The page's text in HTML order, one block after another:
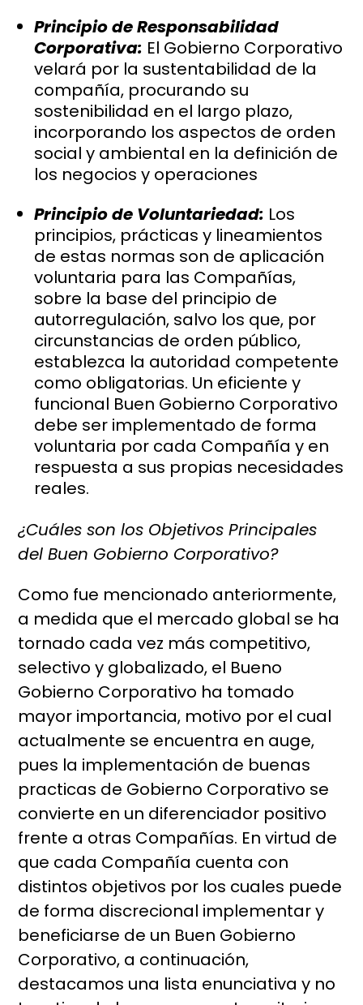
Principio de Responsabilidad
Corporativa: El Gobierno Corporativo
velará por la sustentabilidad de la
compañía, procurando su
sostenibilidad en el largo plazo,
incorporando los aspectos de orden
social y ambiental en la definición de
los negocios y operaciones
Principio de Voluntariedad: Los
principios, prácticas y lineamientos
de estas normas son de aplicación
voluntaria para las Compañías,
sobre la base del principio de
autorregulación, salvo los que, por
circunstancias de orden público,
establezca la autoridad competente
como obligatorias. Un eficiente y
funcional Buen Gobierno Corporativo
debe ser implementado de forma
voluntaria por cada Compañía y en
respuesta a sus propias necesidades
reales.
¿Cuáles son los Objetivos Principales
del Buen Gobierno Corporativo?
Como fue mencionado anteriormente,
a medida que el mercado global se ha
tornado cada vez más competitivo,
selectivo y globalizado, el Bueno
Gobierno Corporativo ha tomado
mayor importancia, motivo por el cual
actualmente se encuentra en auge,
pues la implementación de buenas
practicas de Gobierno Corporativo se
convierte en un diferenciador positivo
frente a otras Compañías. En virtud de
que cada Compañía cuenta con
distintos objetivos por los cuales puede
de forma discrecional implementar y
beneficiarse de un Buen Gobierno
Corporativo, a continuación,
destacamos una lista enunciativa y no